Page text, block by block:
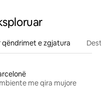
e zgjatura
me qira mujore